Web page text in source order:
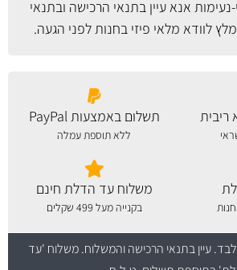
אנא עייןבתנאי הרכישה ובתנאי
לוודא מלאי פיזי בחנות לפני הגעה.
תשלום באמצעות PayPal
ללא תוספת עמלה
משלוח עד הדלת חינם
בקנייה מעל 499 שקלים
עיין בתנאי הרכישה והמשלוח. משלוח 'עד